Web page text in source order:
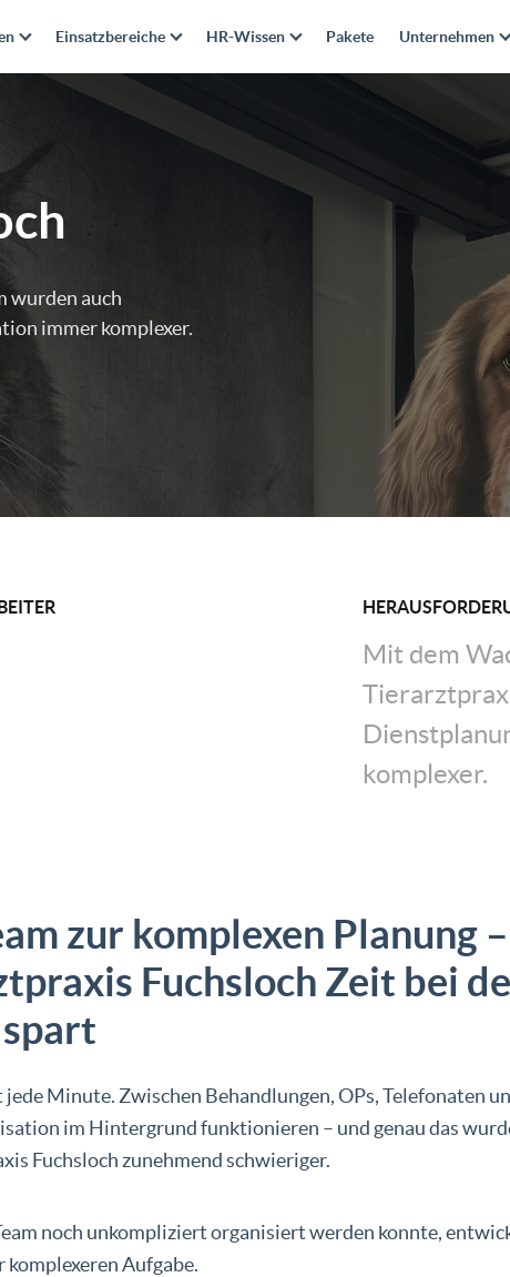
Einsatzbereiche HR-Wissen Pakete Unternehmen
wurden auch
immer komplexer.
Mit dem
komplexer.
zur komplexen Planung –
Fuchsloch Zeit bei
Minute. Zwischen Behandlungen, OPs, Telefonaten
im Hintergrund funktionieren – und genau das
Fuchsloch zunehmend schwieriger.
noch unkompliziert organisiert werden konnte,
Aufgabe.